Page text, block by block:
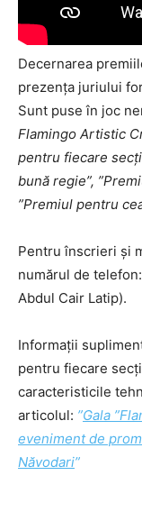
Decernarea
prezența juriului
Sunt puse în joc
Flamingo Artistic
pentru fiecare
bună regie”,
”Premiul pentru
Pentru înscrieri și
numărul de
Abdul Cair Latip).
Informații
pentru fiecare
caracteristicile
articolul: ”Gala
eveniment de
Năvodari”